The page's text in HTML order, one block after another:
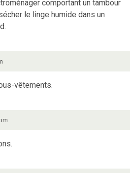
comportant un tambour
le linge humide dans un
vêtements.